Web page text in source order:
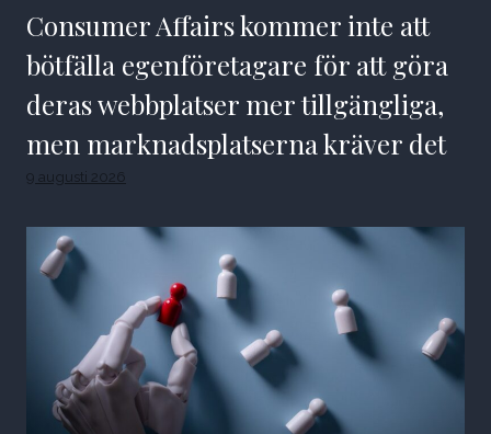
Consumer Affairs kommer inte att
bötfälla egenföretagare för att göra
deras webbplatser mer tillgängliga,
men marknadsplatserna kräver det
9 augusti 2026